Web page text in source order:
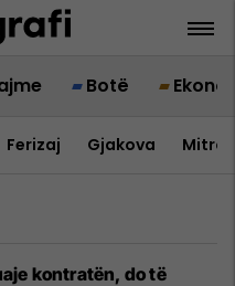
Botë
Ferizaj Gjakova
kontratën, do të